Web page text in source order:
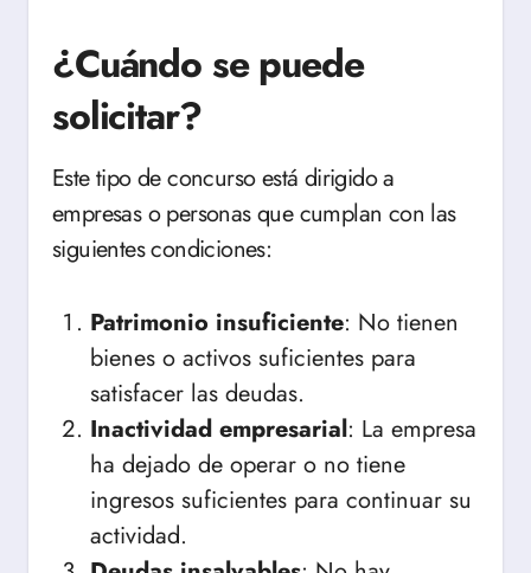
¿Cuándo se puede
solicitar?
Este tipo de concurso está dirigido a
empresas o personas que cumplan con las
siguientes condiciones:
Patrimonio insuficiente: No tienen
bienes o activos suficientes para
satisfacer las deudas.
Inactividad empresarial: La empresa
ha dejado de operar o no tiene
ingresos suficientes para continuar su
actividad.